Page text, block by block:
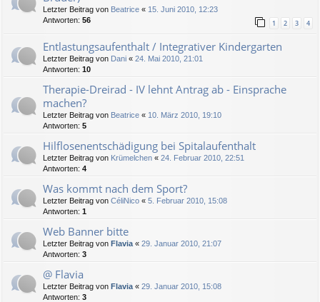
Letzter Beitrag von Beatrice « 15. Juni 2010, 12:23
Antworten: 56 1 2 3 4
Entlastungsaufenthalt / Integrativer Kindergarten
Letzter Beitrag von Dani « 24. Mai 2010, 21:01
Antworten: 10
Therapie-Dreirad - IV lehnt Antrag ab - Einsprache
machen?
Letzter Beitrag von Beatrice « 10. März 2010, 19:10
Antworten: 5
Hilflosenentschädigung bei Spitalaufenthalt
Letzter Beitrag von Krümelchen « 24. Februar 2010, 22:51
Antworten: 4
Was kommt nach dem Sport?
Letzter Beitrag von CéliNico « 5. Februar 2010, 15:08
Antworten: 1
Web Banner bitte
Letzter Beitrag von Flavia « 29. Januar 2010, 21:07
Antworten: 3
@ Flavia
Letzter Beitrag von Flavia « 29. Januar 2010, 15:08
Antworten: 3